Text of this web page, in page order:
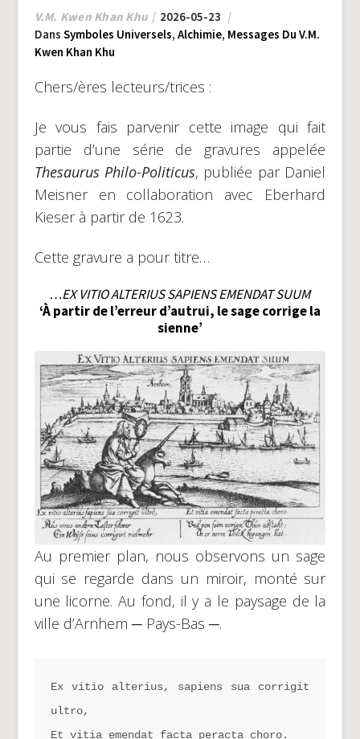
V.M. Kwen Khan Khu
2026-05-23
Dans Symboles Universels, Alchimie, Messages Du V.M.
Kwen Khan Khu
Chers/ères lecteurs/trices :
Je vous fais parvenir cette image qui fait
partie d’une série de gravures appelée
Thesaurus Philo-Politicus, publiée par Daniel
Meisner en collaboration avec Eberhard
Kieser à partir de 1623.
Cette gravure a pour titre…
…EX VITIO ALTERIUS SAPIENS EMENDAT SUUM
‘À partir de l’erreur d’autrui, le sage corrige la
sienne’
Au premier plan, nous observons un sage
qui se regarde dans un miroir, monté sur
une licorne. Au fond, il y a le paysage de la
ville d’Arnhem ─ Pays-Bas ─.
Ex vitio alterius, sapiens sua corrigit
ultro,
Et vitia emendat facta peracta choro.